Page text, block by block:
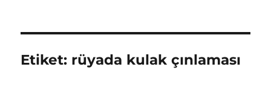
Etiket: rüyada kulak çınlaması